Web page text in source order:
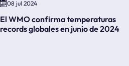
08 jul 2024
El WMO confirma temperaturas
records globales en junio de 2024